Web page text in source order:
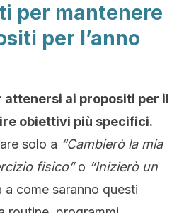
per mantenere
per l’anno
attenersi ai propositi per il
obiettivi più specifici.
solo a “Cambierò la mia
fisico”o “Inizierò un
a come saranno questi